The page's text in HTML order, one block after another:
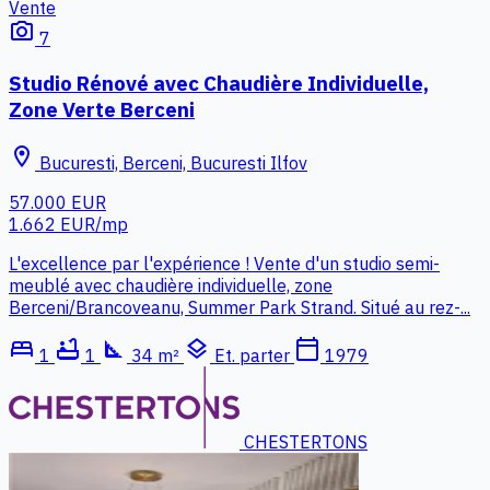
Vente
photo_camera 7
Studio Rénové avec Chaudière Individuelle,
Zone Verte Berceni
location_on Bucuresti, Berceni, Bucuresti Ilfov
57.000 EUR
1.662 EUR/mp
L'excellence par l'expérience ! Vente d'un studio semi-
meublé avec chaudière individuelle, zone
Berceni/Brancoveanu, Summer Park Strand. Situé au rez-...
bed 1 bathtub 1 square_foot 34 m² layers Et. parter calendar_today 1979
CHESTERTONS